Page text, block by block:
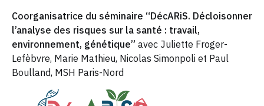
Coorganisatrice du séminaire “DécARiS. Décloisonner
l’analyse des risques sur la santé : travail,
environnement, génétique” avec Juliette Froger-
Lefèbvre, Marie Mathieu, Nicolas Simonpoli et Paul
Boulland, MSH Paris-Nord